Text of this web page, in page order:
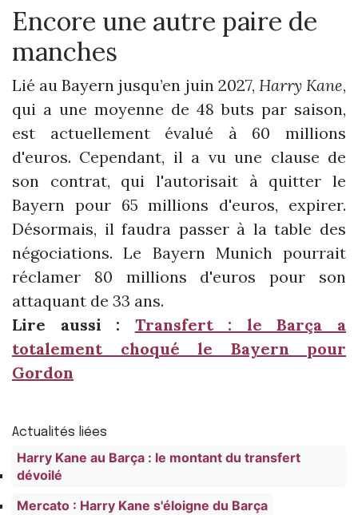
Encore une autre paire de
manches
Lié au Bayern jusqu’en juin 2027, Harry Kane,
qui a une moyenne de 48 buts par saison,
est actuellement évalué à 60 millions
d'euros. Cependant, il a vu une clause de
son contrat, qui l'autorisait à quitter le
Bayern pour 65 millions d'euros, expirer.
Désormais, il faudra passer à la table des
négociations. Le Bayern Munich pourrait
réclamer 80 millions d'euros pour son
attaquant de 33 ans.
Lire aussi : Transfert : le Barça a
totalement choqué le Bayern pour
Gordon
Actualités liées
Harry Kane au Barça : le montant du transfert
dévoilé
Mercato : Harry Kane s'éloigne du Barça